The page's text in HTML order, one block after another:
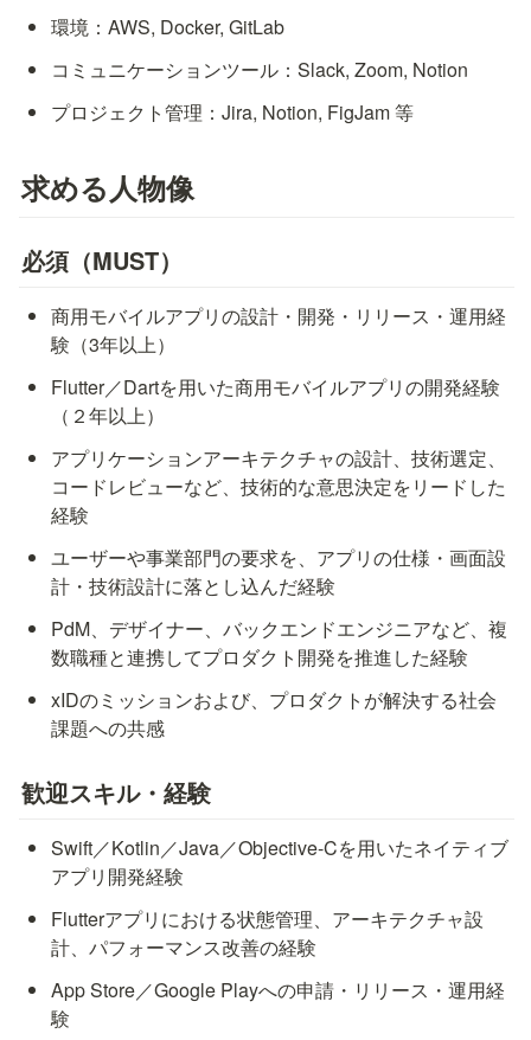
環境：AWS, Docker, GitLab
コミュニケーションツール：Slack, Zoom, Notion
プロジェクト管理：Jira, Notion, FigJam 等
求める人物像
必須（MUST）
商用モバイルアプリの設計・開発・リリース・運用経
験（3年以上）
Flutter／Dartを用いた商用モバイルアプリの開発経験
（２年以上）
アプリケーションアーキテクチャの設計、技術選定、
コードレビューなど、技術的な意思決定をリードした
経験
ユーザーや事業部門の要求を、アプリの仕様・画面設
計・技術設計に落とし込んだ経験
PdM、デザイナー、バックエンドエンジニアなど、複
数職種と連携してプロダクト開発を推進した経験
xIDのミッションおよび、プロダクトが解決する社会
課題への共感
歓迎スキル・経験
Swift／Kotlin／Java／Objective-Cを用いたネイティブ
アプリ開発経験
Flutterアプリにおける状態管理、アーキテクチャ設
計、パフォーマンス改善の経験
App Store／Google Playへの申請・リリース・運用経
験